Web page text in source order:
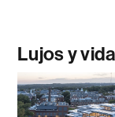
Lujos y